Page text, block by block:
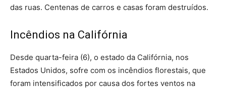
das ruas. Centenas de carros e casas foram destruídos.
Incêndios na Califórnia
Desde quarta-feira (6), o estado da Califórnia, nos
Estados Unidos, sofre com os incêndios florestais, que
foram intensificados por causa dos fortes ventos na